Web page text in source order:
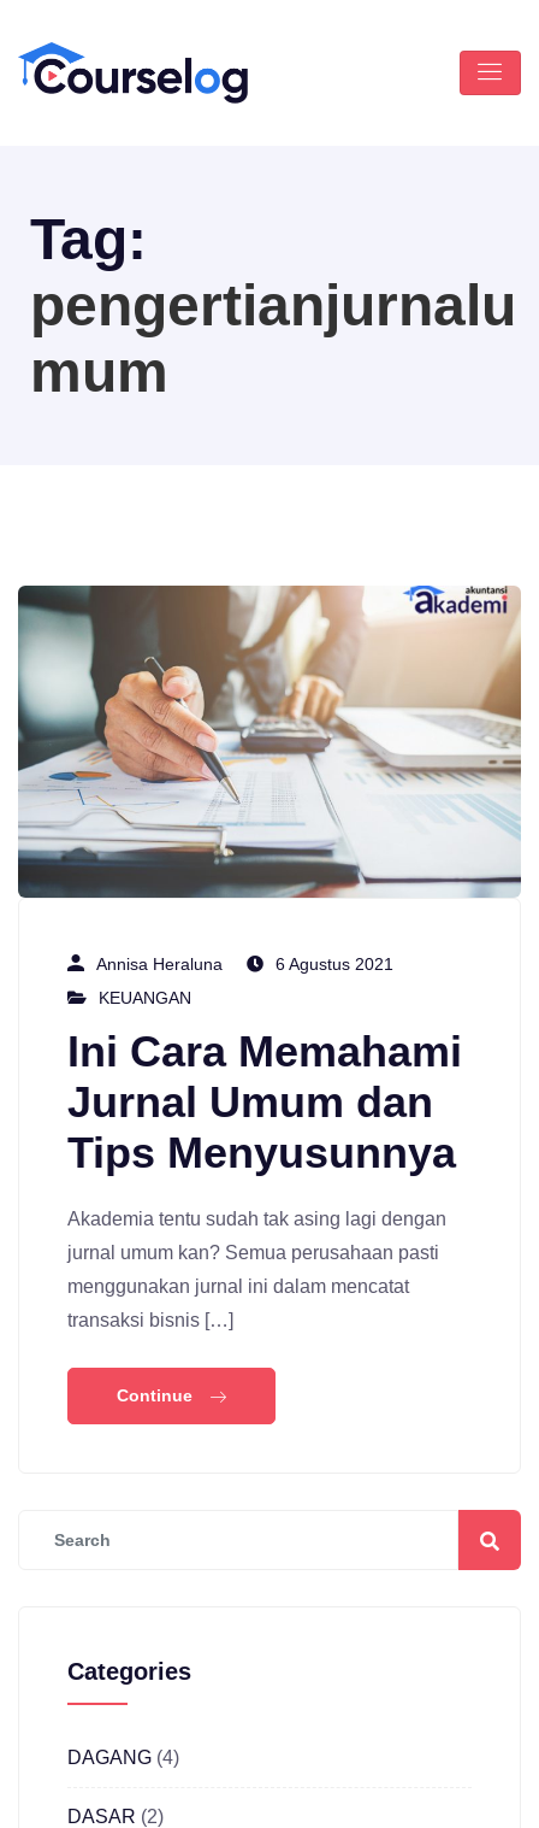
Tag:
pengertianjurnalu
mum
Annisa Heraluna
6 Agustus 2021
KEUANGAN
Ini Cara Memahami
Jurnal Umum dan
Tips Menyusunnya
Akademia tentu sudah tak asing lagi dengan
jurnal umum kan? Semua perusahaan pasti
menggunakan jurnal ini dalam mencatat
transaksi bisnis […]
Continue
Categories
DAGANG (4)
DASAR (2)